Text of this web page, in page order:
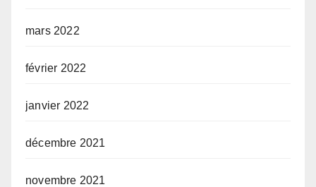
mars 2022
février 2022
janvier 2022
décembre 2021
novembre 2021